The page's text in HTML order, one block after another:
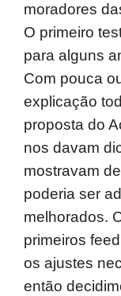
moradores
O primeiro
para alguns
Com pouca
explicação
proposta do
nos davam
mostravam
poderia ser
melhorados.
primeiros
os ajustes
então